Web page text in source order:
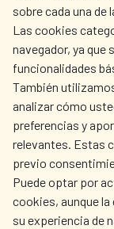
sobre cada una
Las cookies
navegador, ya que
funcionalidades
También
analizar cómo
preferencias y
relevantes. Estas
previo
Puede optar por
cookies, aunque
su experiencia de